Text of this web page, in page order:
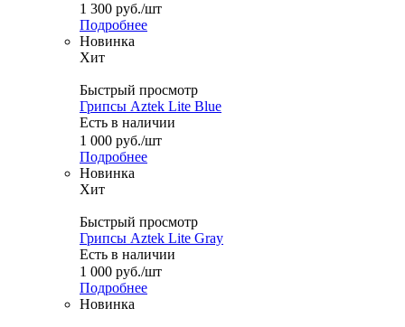
1 300 руб./шт
Подробнее
Новинка
Хит
Быстрый просмотр
Грипсы Aztek Lite Blue
Есть в наличии
1 000 руб./шт
Подробнее
Новинка
Хит
Быстрый просмотр
Грипсы Aztek Lite Gray
Есть в наличии
1 000 руб./шт
Подробнее
Новинка